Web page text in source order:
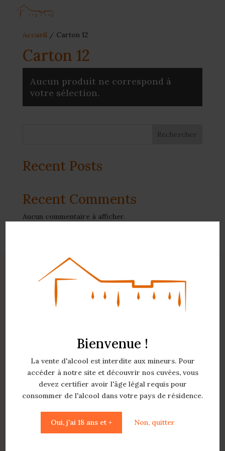
Bienvenue !
La vente d'alcool est interdite aux mineurs. Pour
accéder à notre site et découvrir nos cuvées, vous
devez certifier avoir l'âge légal requis pour
consommer de l'alcool dans votre pays de résidence.
Oui, j'ai 18 ans et + Non, quitter
Accueil/ Carton 12
Carton 12
Aucun produit ne correspond à
votre sélection.
Rechercher
Recent Posts
Recent Comments
Aucun commentaire à afficher.
240 Impasse Peyrau
33210 Mazères
06 84 53 56 04
chateau.cailleton@gmail.com